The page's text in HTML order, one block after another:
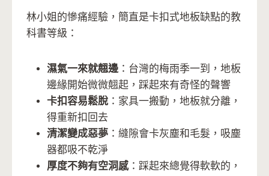
林小姐的慘痛經驗，簡直是卡扣式地板缺點的教
科書等級：
濕氣一來就翹邊：台灣的梅雨季一到，地板
邊緣開始微微翹起，踩起來有奇怪的聲響
卡扣容易鬆脫 ：家具一搬動，地板就分離，
得重新扣回去
清潔變成惡夢 ：縫隙會卡灰塵和毛髮，吸塵
器都吸不乾淨
厚度不夠有空洞感：踩起來總覺得軟軟的，